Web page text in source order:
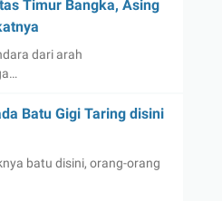
Timur Bangka, Asing
dari arah
Batu Gigi Taring disini
batu disini, orang-orang